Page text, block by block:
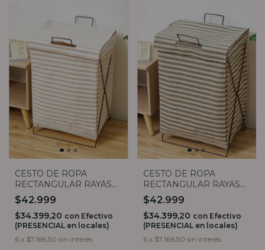
CESTO DE ROPA
RECTANGULAR RAYAS
ANCHAS BEIGE
$42.999
$34.399,20 con Efectivo
(PRESENCIAL en locales)
6 x $7.166,50 sin interés
CESTO DE ROPA
RECTANGULAR RAYAS
ANCHAS GRIS
$42.999
$34.399,20 con Efectivo
(PRESENCIAL en locales)
6 x $7.166,50 sin interés